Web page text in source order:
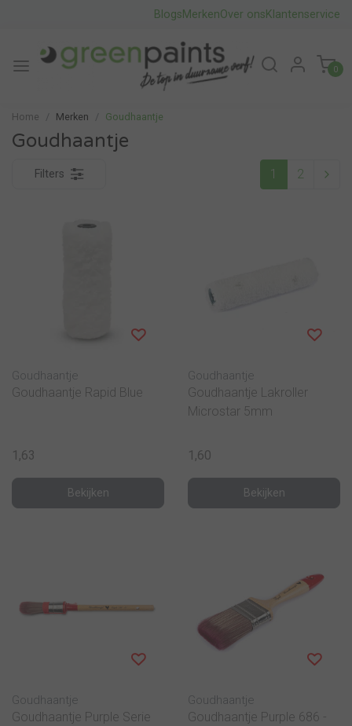
BlogsMerkenOver onsKlantenservice
0
Home Merken Goudhaantje
Goudhaantje
Filters 1 2
Goudhaantje
Goudhaantje Rapid Blue
1,63
Bekijken
Goudhaantje
Goudhaantje Lakroller
Microstar 5mm
1,60
Bekijken
Goudhaantje
Goudhaantje Purple Serie
Goudhaantje
Goudhaantje Purple 686 -